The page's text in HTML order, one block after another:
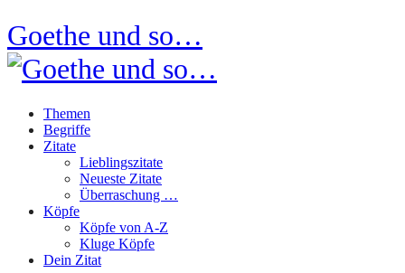
Goethe und so…
Themen
Begriffe
Zitate
Lieblingszitate
Neueste Zitate
Überraschung …
Köpfe
Köpfe von A-Z
Kluge Köpfe
Dein Zitat